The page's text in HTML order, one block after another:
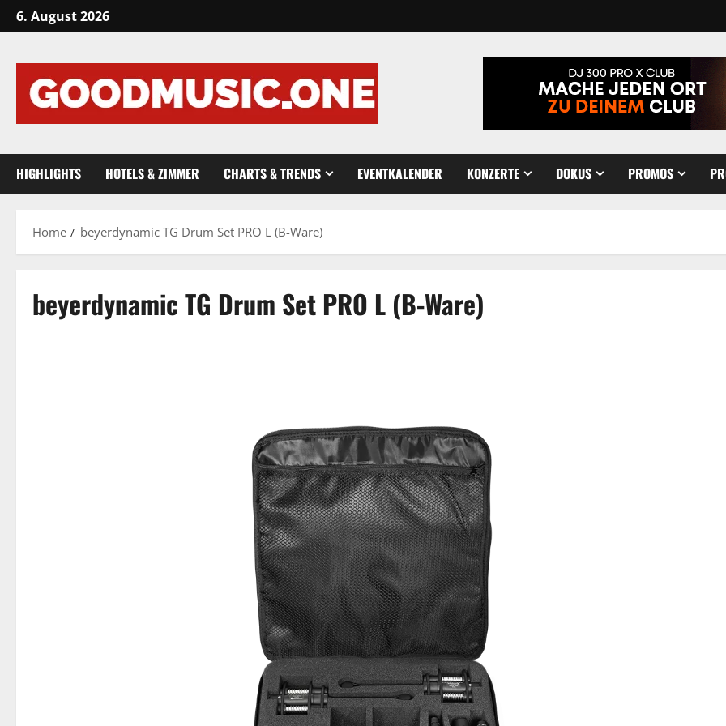
Skip
to
6. August 2026
HIGHLIGHTS HOTELS & ZIMMER CHARTS & TRENDS EVENTKALENDER KONZERTE DOKUS PROMOS
Home beyerdynamic TG Drum Set PRO L (B-Ware)
beyerdynamic TG Drum Set PRO L (B-Ware)